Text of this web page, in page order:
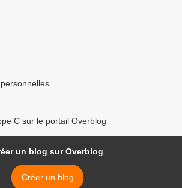
C sur le portail Overblog
un blog sur Overblog
Créer un blog